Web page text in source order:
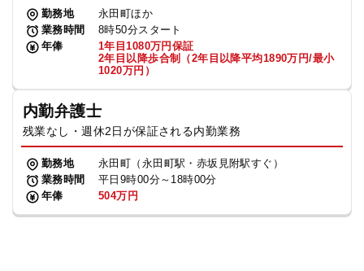
勤務地
永田町ほか
業務時間
8時50分スタート
年俸
1年目1080万円保証
2年目以降歩合制（2年目以降平均1890万円/最小
1020万円）
内勤弁護士
残業なし・週休2日が保証される内勤業務
勤務地
永田町（永田町駅・赤坂見附駅すぐ）
業務時間
平日9時00分～18時00分
年俸
504万円